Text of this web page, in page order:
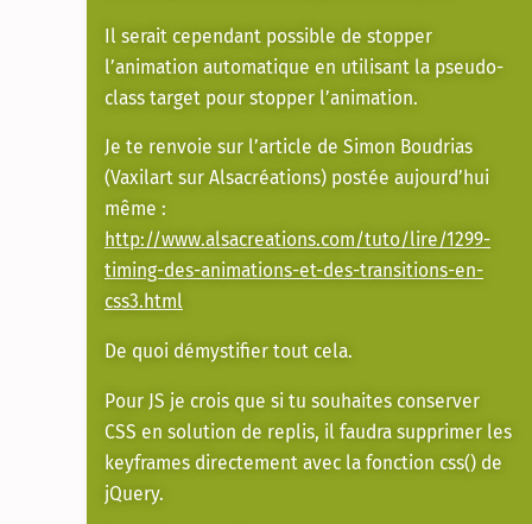
Il serait cependant possible de stopper
l’animation automatique en utilisant la pseudo-
class target pour stopper l’animation.
Je te renvoie sur l’article de Simon Boudrias
(Vaxilart sur Alsacréations) postée aujourd’hui
même :
http://www.alsacreations.com/tuto/lire/1299-
timing-des-animations-et-des-transitions-en-
css3.html
De quoi démystifier tout cela.
Pour JS je crois que si tu souhaites conserver
CSS en solution de replis, il faudra supprimer les
keyframes directement avec la fonction css() de
jQuery.